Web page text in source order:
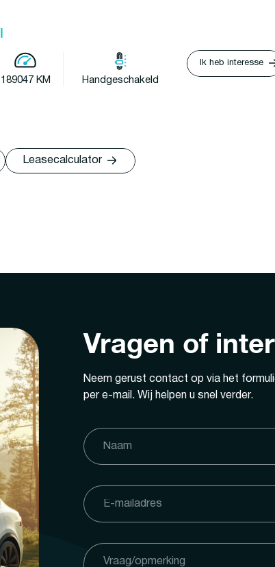
l
189047 KM Handgeschakeld
Ik heb interesse
Leasecalculator
Vragen of
Neem gerust contact op via het
per e-mail. Wij helpen u snel verder.